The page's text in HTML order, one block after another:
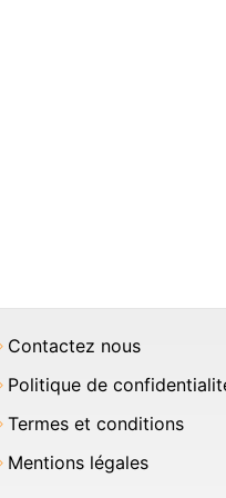
Contactez nous
Politique de
Termes et conditions
Mentions légales